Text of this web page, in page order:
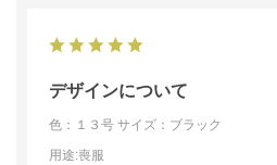
デザインについて
色：１３号 サイズ：ブラック
用途:喪服